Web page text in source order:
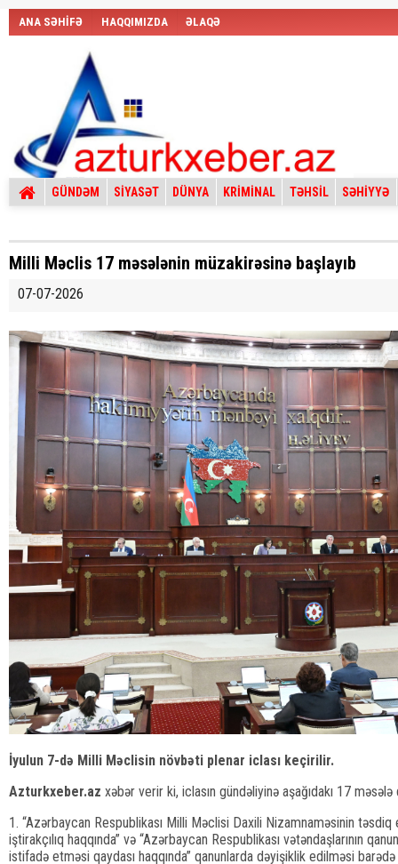
ANA SƏHİFƏ HAQQIMIZDA ƏLAQƏ
GÜNDƏM SİYASƏT DÜNYA KRİMİNAL TƏHSİL SƏHİYYƏ
Milli Məclis 17 məsələnin müzakirəsinə başlayıb
07-07-2026
İyulun 7-də Milli Məclisin növbəti plenar iclası keçirilir.
Azturkxeber.az xəbər verir ki, iclasın gündəliyinə aşağıdakı 17
1. “Azərbaycan Respublikası Milli Məclisi Daxili Nizamnaməsinin təsdiq
iştirakçılıq haqqında” və “Azərbaycan Respublikası vətəndaşlarının
istifadə etməsi qaydası haqqında” qanunlarda dəyişiklik edilməsi